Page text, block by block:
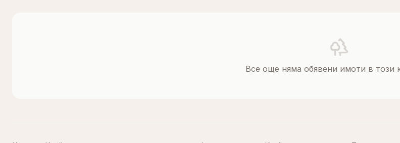
Все още няма обявени имоти в този